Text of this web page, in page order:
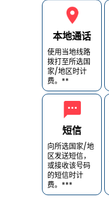
本地通话
使用当地线路
拨打至所选国
家/地区时计
费。**
短信
向所选国家/地
区发送短信，
或接收该号码
的短信时计
费。***